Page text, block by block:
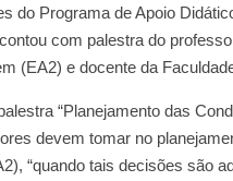
do Programa de Apoio
com palestra do
(EA2) e docente da
“Planejamento das
devem tomar no
“quando tais decisões são